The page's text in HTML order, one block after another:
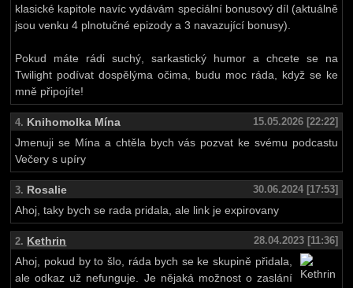
klasické kapitole navíc vydávám speciální bonusový díl (aktuálně
jsou venku 4 plnotučné epizody a 3 navazující bonusy).
Pokud máte rádi suchý, sarkastický humor a chcete se na
Twilight podívat dospělýma očima, budu moc ráda, když se ke
mně připojíte!
4. Knihomolka Mína
15.05.2026 [22:22]
Jmenuji se Mína a chtěla bych vás pozvat ke svému podcastu
Večery s upíry
3. Rosalie
30.06.2024 [17:53]
Ahoj, taky bych se rada pridala, ale link je expirovany
2. Kethrin
28.04.2023 [11:36]
Ahoj, pokud by to šlo, ráda bych se ke skupině přidala,
ale odkaz už nefunguje. Je nějaká možnost o zaslání